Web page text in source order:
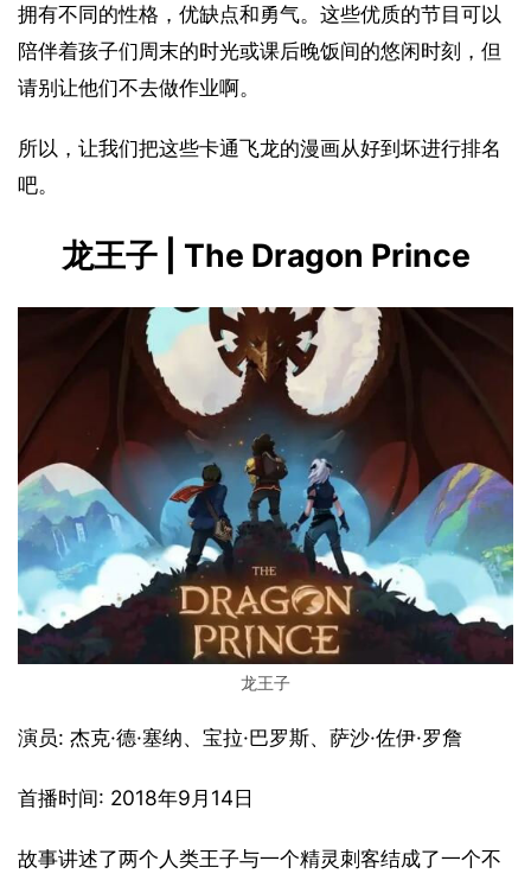
拥有不同的性格，优缺点和勇气。这些优质的节目可以
陪伴着孩子们周末的时光或课后晚饭间的悠闲时刻，但
请别让他们不去做作业啊。
所以，让我们把这些卡通飞龙的漫画从好到坏进行排名
吧。
龙王子 | The Dragon Prince
龙王子
演员: 杰克·德·塞纳、宝拉·巴罗斯、萨沙·佐伊·罗詹
首播时间: 2018年9月14日
故事讲述了两个人类王子与一个精灵刺客结成了一个不